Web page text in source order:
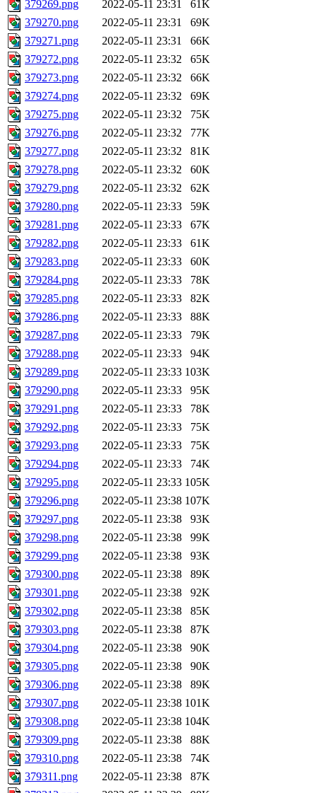
379269.png
2022-05-11 23:31
61K
379270.png
2022-05-11 23:31
69K
379271.png
2022-05-11 23:31
66K
379272.png
2022-05-11 23:32
65K
379273.png
2022-05-11 23:32
66K
379274.png
2022-05-11 23:32
69K
379275.png
2022-05-11 23:32
75K
379276.png
2022-05-11 23:32
77K
379277.png
2022-05-11 23:32
81K
379278.png
2022-05-11 23:32
60K
379279.png
2022-05-11 23:32
62K
379280.png
2022-05-11 23:33
59K
379281.png
2022-05-11 23:33
67K
379282.png
2022-05-11 23:33
61K
379283.png
2022-05-11 23:33
60K
379284.png
2022-05-11 23:33
78K
379285.png
2022-05-11 23:33
82K
379286.png
2022-05-11 23:33
88K
379287.png
2022-05-11 23:33
79K
379288.png
2022-05-11 23:33
94K
379289.png
2022-05-11 23:33 103K
379290.png
2022-05-11 23:33
95K
379291.png
2022-05-11 23:33
78K
379292.png
2022-05-11 23:33
75K
379293.png
2022-05-11 23:33
75K
379294.png
2022-05-11 23:33
74K
379295.png
2022-05-11 23:33 105K
379296.png
2022-05-11 23:38 107K
379297.png
2022-05-11 23:38
93K
379298.png
2022-05-11 23:38
99K
379299.png
2022-05-11 23:38
93K
379300.png
2022-05-11 23:38
89K
379301.png
2022-05-11 23:38
92K
379302.png
2022-05-11 23:38
85K
379303.png
2022-05-11 23:38
87K
379304.png
2022-05-11 23:38
90K
379305.png
2022-05-11 23:38
90K
379306.png
2022-05-11 23:38
89K
379307.png
2022-05-11 23:38 101K
379308.png
2022-05-11 23:38 104K
379309.png
2022-05-11 23:38
88K
379310.png
2022-05-11 23:38
74K
379311.png
2022-05-11 23:38
87K